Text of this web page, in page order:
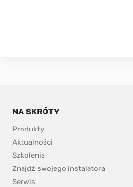
NA SKRÓTY
Produkty
Aktualności
Szkolenia
Znajdź swojego instalatora
Serwis